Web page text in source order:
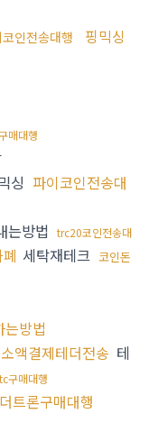
인전송대행
핑믹싱
매대행
싱 파이코인전송대
는방법 trc20코인전송대
세탁재테크 코인돈
방법
소액결제테더전송 테
구매대행
트론구매대행